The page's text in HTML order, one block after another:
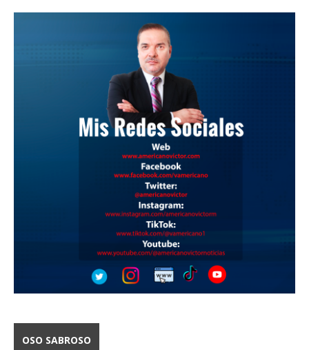
OSO SABROSO